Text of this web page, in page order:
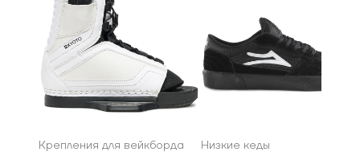
Крепления для вейкборда Низкие кеды